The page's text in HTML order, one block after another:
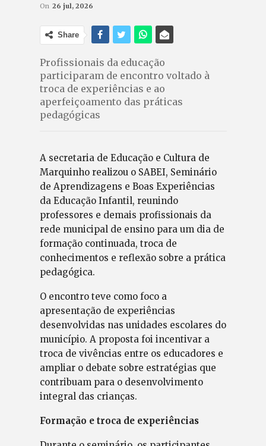
On 26 jul, 2026
Share
Profissionais da educação
participaram de encontro voltado à
troca de experiências e ao
aperfeiçoamento das práticas
pedagógicas
A secretaria de Educação e Cultura de
Marquinho realizou o SABEI, Seminário
de Aprendizagens e Boas Experiências
da Educação Infantil, reunindo
professores e demais profissionais da
rede municipal de ensino para um dia de
formação continuada, troca de
conhecimentos e reflexão sobre a prática
pedagógica.
O encontro teve como foco a
apresentação de experiências
desenvolvidas nas unidades escolares do
município. A proposta foi incentivar a
troca de vivências entre os educadores e
ampliar o debate sobre estratégias que
contribuam para o desenvolvimento
integral das crianças.
Formação e troca de experiências